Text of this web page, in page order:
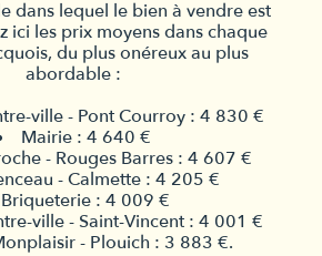
dans lequel le bien à vendre est
ici les prix moyens dans chaque
du plus onéreux au plus
abordable :
ville - Pont Courroy : 4 830 €
Mairie : 4 640 €
- Rouges Barres : 4 607 €
- Calmette : 4 205 €
Briqueterie : 4 009 €
ville - Saint-Vincent : 4 001 €
- Plouich : 3 883 €.